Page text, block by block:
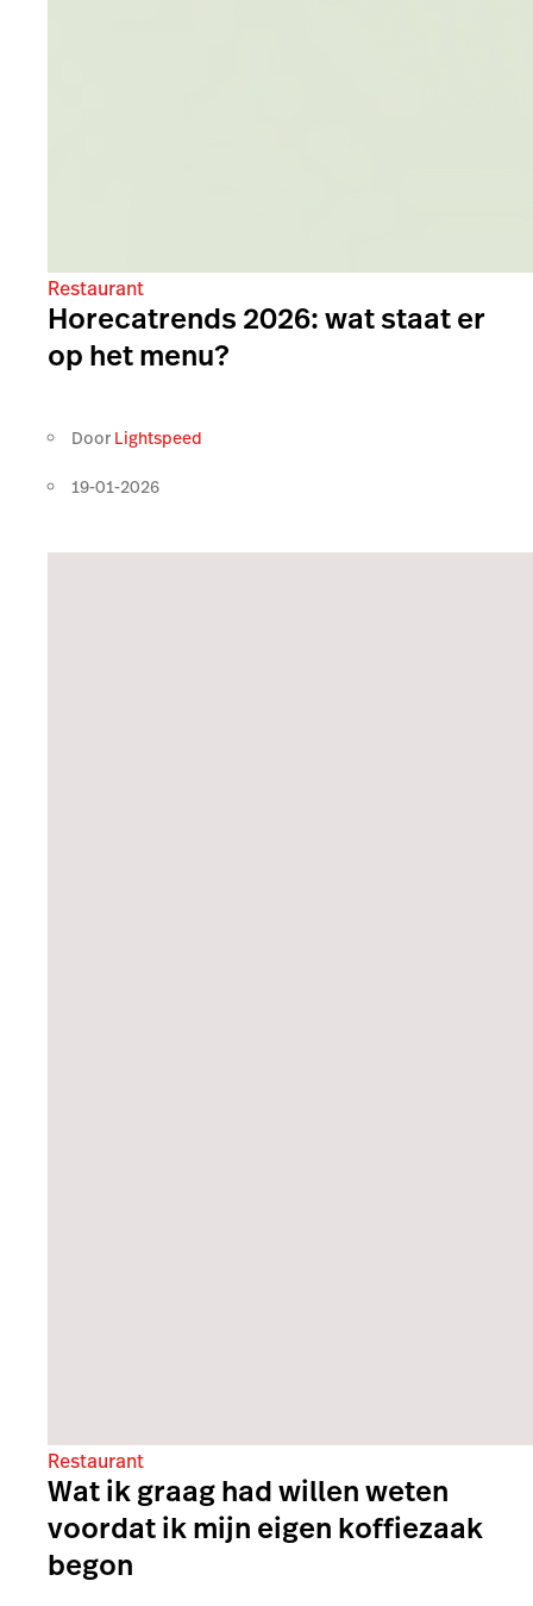
Restaurant
Horecatrends 2026: wat staat er
op het menu?
Door Lightspeed
19-01-2026
Restaurant
Wat ik graag had willen weten
voordat ik mijn eigen koffiezaak
begon